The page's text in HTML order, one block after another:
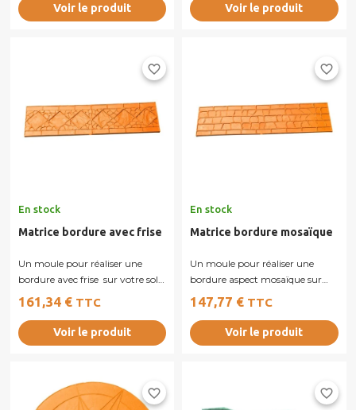
Voir le produit Voir le produit
favorite_border
En stock
Matrice bordure avec frise
Un moule pour réaliser une
bordure avec frise sur votre sol
en béton imprimé.
161,34 € TTC
Voir le produit
favorite_border
En stock
Matrice bordure mosaïque
Un moule pour réaliser une
bordure aspect mosaïque sur
votre sol en béton imprimé.
147,77 € TTC
Voir le produit
favorite_border favorite_border